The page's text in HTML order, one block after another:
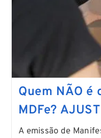
Quem NÃO
MDFe?
A emissão de